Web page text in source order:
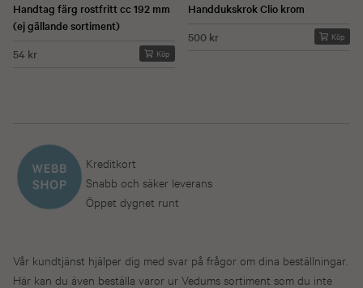
Handtag färg rostfritt cc 192 mm
(ej gällande sortiment)
54 kr
Köp
Handdukskrok Clio krom
500 kr
Köp
Kreditkort
Snabb och säker leverans
Öppet dygnet runt
Vår kundtjänst hjälper dig med svar på frågor om dina beställningar.
Här kan du även beställa varor ur Vedums sortiment som du inte